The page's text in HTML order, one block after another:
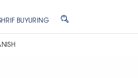
BUYURING